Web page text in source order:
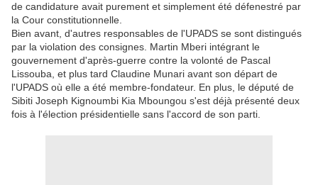
de candidature avait purement et simplement été défenestré par
la Cour constitutionnelle.
Bien avant, d'autres responsables de l'UPADS se sont distingués
par la violation des consignes. Martin Mberi intégrant le
gouvernement d'après-guerre contre la volonté de Pascal
Lissouba, et plus tard Claudine Munari avant son départ de
l'UPADS où elle a été membre-fondateur. En plus, le député de
Sibiti Joseph Kignoumbi Kia Mboungou s'est déjà présenté deux
fois à l'élection présidentielle sans l'accord de son parti.